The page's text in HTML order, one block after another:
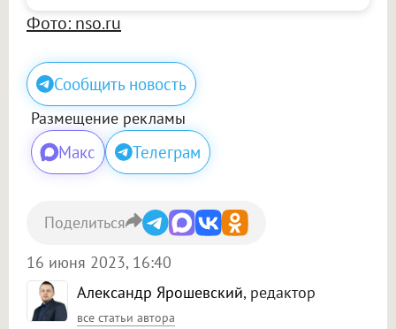
Фото: nso.ru
Сообщить новость
Размещение рекламы
Макс Телеграм
Александр Ярошевский, редактор
все статьи автора
16 июня 2023, 16:40
Поделиться